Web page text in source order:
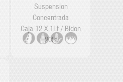
Suspension
Concentrada
Caja 12 X 1Lt / Bidon
20Lt